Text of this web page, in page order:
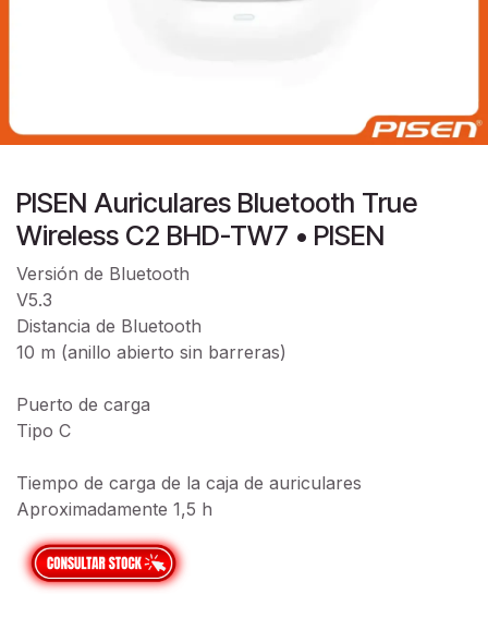
PISEN Auriculares Bluetooth True
Wireless C2 BHD-TW7 • PISEN
Versión de Bluetooth
V5.3
Distancia de Bluetooth
10 m (anillo abierto sin barreras)
Puerto de carga
Tipo C
Tiempo de carga de la caja de auriculares
Aproximadamente 1,5 h